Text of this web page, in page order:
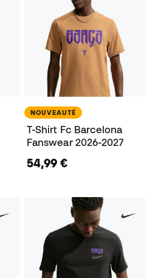
NOUVEAUTÉ
T-Shirt Fc Barcelona
Fanswear 2026-2027
54,99 €